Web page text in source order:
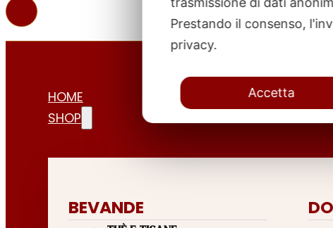
HOME
SHOP
BEVANDE
Prestando il consenso,
privacy.
Accetta